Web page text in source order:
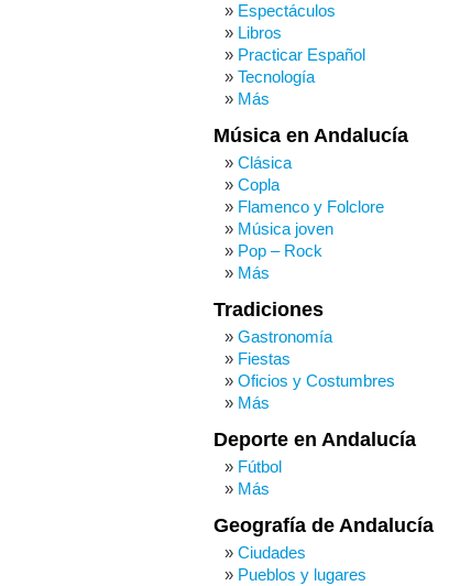
Espectáculos
Libros
Practicar Español
Tecnología
Más
Música en Andalucía
Clásica
Copla
Flamenco y Folclore
Música joven
Pop – Rock
Más
Tradiciones
Gastronomía
Fiestas
Oficios y Costumbres
Más
Deporte en Andalucía
Fútbol
Más
Geografía de Andalucía
Ciudades
Pueblos y lugares